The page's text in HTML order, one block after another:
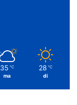
35 ℃
ma
28 ℃
di